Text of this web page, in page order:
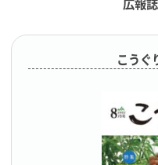
広報
こうぐ